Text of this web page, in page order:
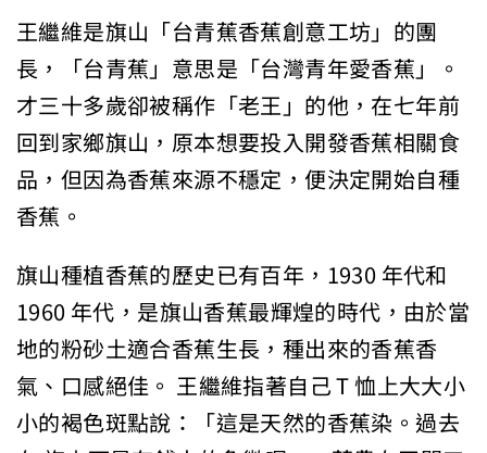
王繼維是旗山「台青蕉香蕉創意工坊」的團
長，「台青蕉」意思是「台灣青年愛香蕉」。
才三十多歲卻被稱作「老王」的他，在七年前
回到家鄉旗山，原本想要投入開發香蕉相關食
品，但因為香蕉來源不穩定，便決定開始自種
香蕉。
旗山種植香蕉的歷史已有百年，1930 年代和
1960 年代，是旗山香蕉最輝煌的時代，由於當
地的粉砂土適合香蕉生長，種出來的香蕉香
氣、口感絕佳。 王繼維指著自己 T 恤上大大小
小的褐色斑點說：「這是天然的香蕉染。過去